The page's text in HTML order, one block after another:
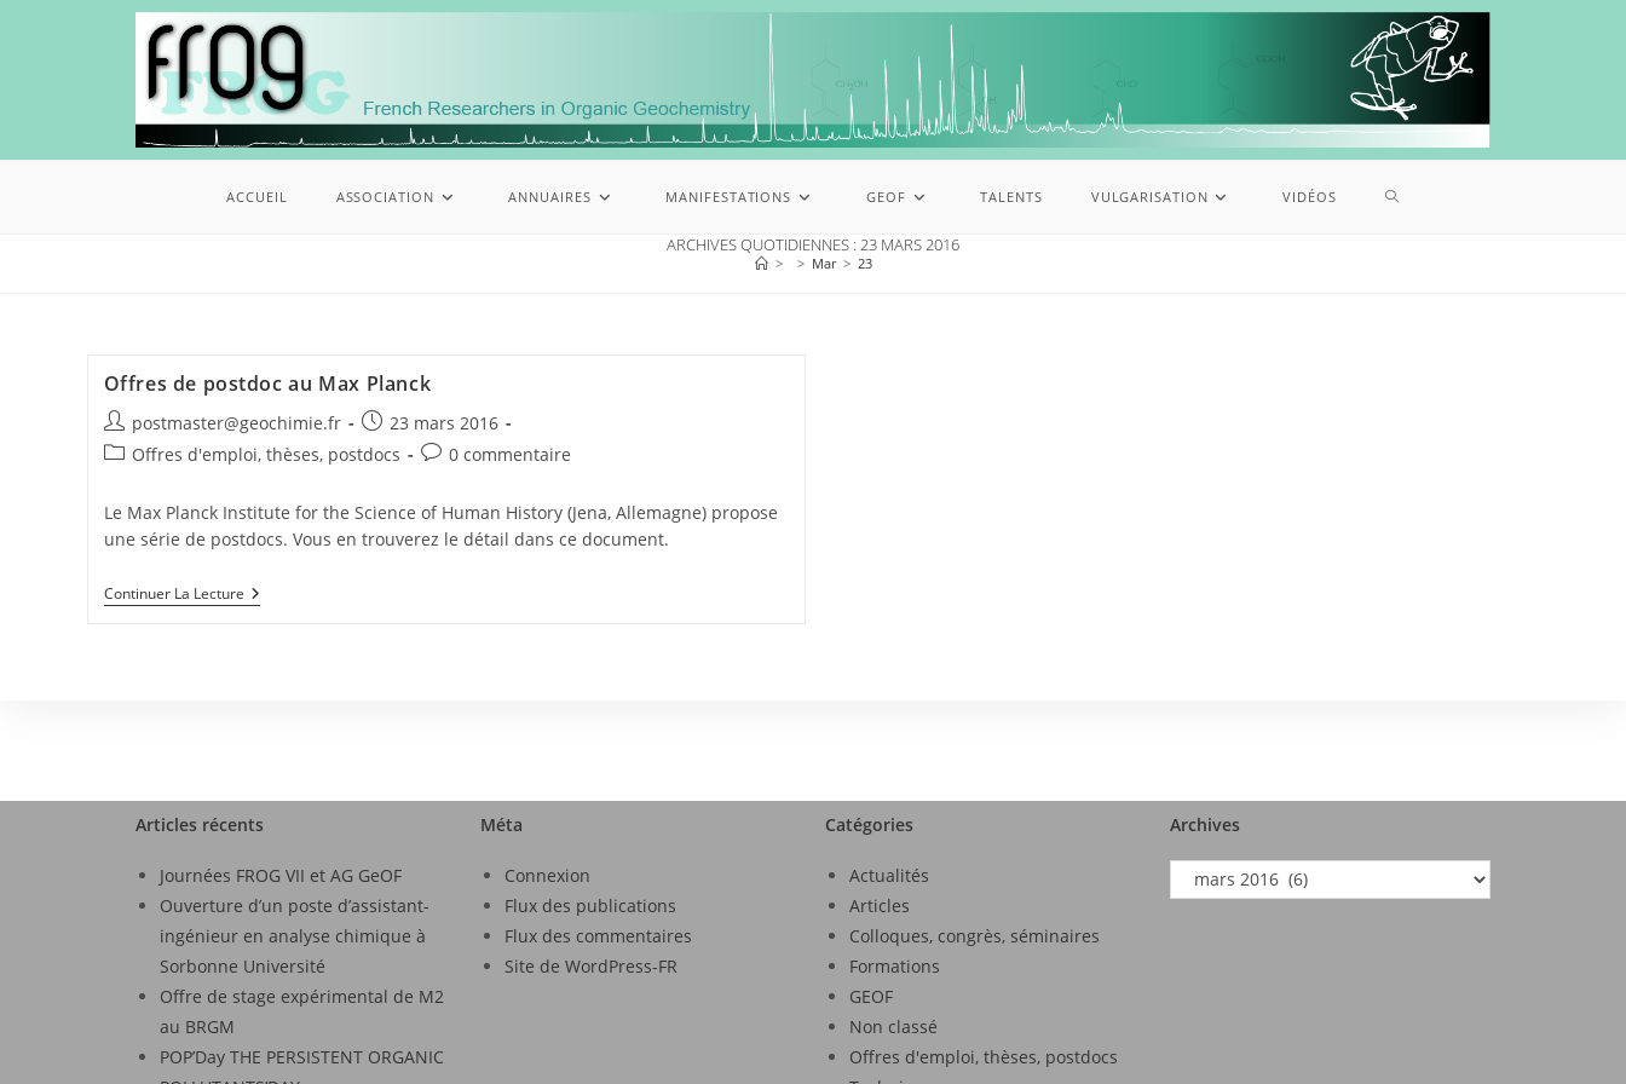
ACCUEIL ASSOCIATION ANNUAIRES MANIFESTATIONS GEOF TALENTS VULGARISATION VIDÉOS
ARCHIVES QUOTIDIENNES : 23 MARS 2016
> > Mar > 23
Offres de postdoc au Max Planck
postmaster@geochimie.fr
23 mars 2016
Offres d'emploi, thèses, postdocs
0 commentaire
Le Max Planck Institute for the Science of Human History (Jena, Allemagne) propose
une série de postdocs. Vous en trouverez le détail dans ce document.
Continuer La Lecture
Articles récents
Journées FROG VII et AG GeOF
Ouverture d’un poste d’assistant-
ingénieur en analyse chimique à
Sorbonne Université
Offre de stage expérimental de M2
au BRGM
POP’Day THE PERSISTENT ORGANIC
Méta
Connexion
Flux des publications
Flux des commentaires
Site de WordPress-FR
Catégories
Actualités
Articles
Colloques, congrès, séminaires
Formations
GEOF
Non classé
Offres d'emploi, thèses, postdocs
Archives